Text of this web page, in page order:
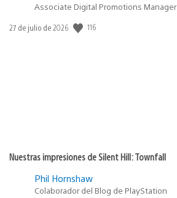
Associate Digital Promotions Manager
Fecha
27 de julio de 2026 116
Nuestras impresiones de Silent Hill: Townfall
Phil Hornshaw
Colaborador del Blog de PlayStation